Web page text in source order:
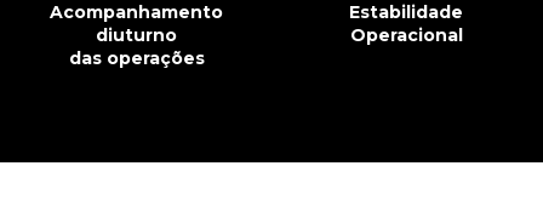
Acompanhamento
diuturno
das operações
Estabilidade
Operacional